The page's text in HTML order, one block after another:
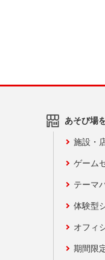
あそび場
施設・
ゲーム
テーマ
体験型
オフィ
期間限